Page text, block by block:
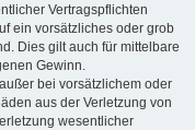
Vertragspflichten
ein vorsätzliches oder grob
Dies gilt auch für mittelbare
Gewinn.
bei vorsätzlichem oder
aus der Verletzung von
wesentlicher